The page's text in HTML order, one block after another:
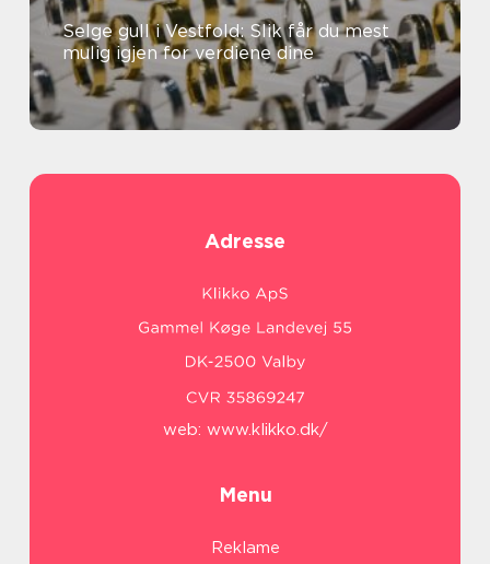
Selge gull i Vestfold: Slik får du mest
mulig igjen for verdiene dine
Adresse
web: www.klikko.dk/
Menu
Reklame